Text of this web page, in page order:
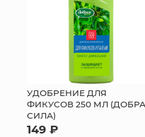
УДОБРЕНИЕ ДЛЯ
ФИКУСОВ 250 МЛ
СИЛА)
149 ₽